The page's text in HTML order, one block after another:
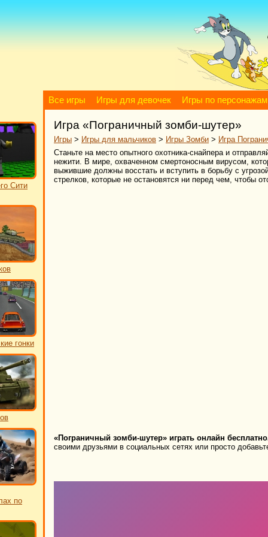
Все игры Игры для девочек Игры по персонажам
Сити
гонки
по
Игра «Пограничный зомби-шутер»
Игры > Игры для мальчиков > Игры Зомби > Игра
Станьте на место опытного охотника-снайпера и
нежити. В мире, охваченном смертоносным вирусом,
выжившие должны восстать и вступить в борьбу с
стрелков, которые не остановятся ни перед чем, чтобы
«Пограничный зомби-шутер» играть онлайн
своими друзьями в социальных сетях или просто